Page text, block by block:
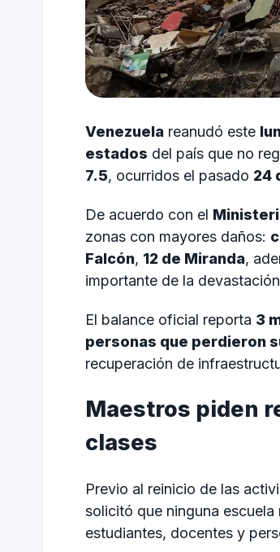
Venezuela reanudó este
estados del país que no
7.5, ocurridos el pasado 24
De acuerdo con el
zonas con mayores daños:
Falcón, 12 de Miranda,
importante de la
El balance oficial reporta 3
personas que perdieron
recuperación de
Maestros piden
clases
Previo al reinicio de las
solicitó que ninguna
estudiantes, docentes y